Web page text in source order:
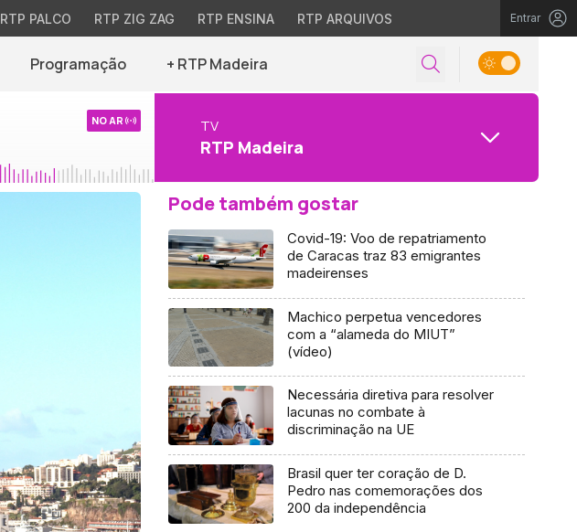
RTP PALCO RTP ZIG ZAG RTP ENSINA RTP ARQUIVOS Entrar
Programação + RTP Madeira
NO AR TV
RTP Madeira
Pode também gostar
Covid-19: Voo de repatriamento
de Caracas traz 83 emigrantes
madeirenses
Machico perpetua vencedores
com a “alameda do MIUT”
(vídeo)
Necessária diretiva para resolver
lacunas no combate à
discriminação na UE
Brasil quer ter coração de D.
Pedro nas comemorações dos
200 da independência